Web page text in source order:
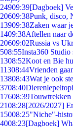
24909:39[Dagboek]
20609:38Punk, disco,
13909:38Zaken waar
1409:38Aftellen naar
20609:02Russia vs
508:55Insta360 Studio
1308:52Koot en Bie
11308:44Vrienden
13808:43Wat je ook
3708:40
17608:39
2108:28[2026/2027]
15008:25"Niche"-
4008:23[Dagboek]